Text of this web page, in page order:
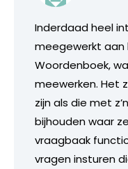
Inderdaad heel
meegewerkt aan
Woordenboek,
meewerken. Het
zijn als die met
bijhouden waar
vraagbaak
vragen insturen